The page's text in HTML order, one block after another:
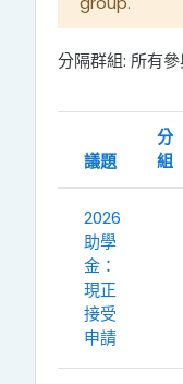
分隔群組: 所有
狀態
議題
分
組
2026
助學
金：
現正
接受
申請